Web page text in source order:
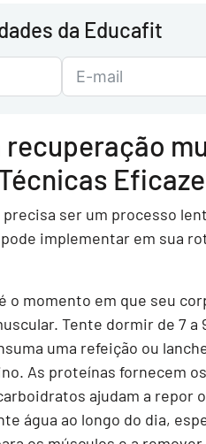
da Educafit
recuperação
ser um processo
implementar em sua
o momento em que seu
Tente dormir de 7 a
uma refeição ou
As proteínas fornecem
ajudam a repor
água ao longo do dia,